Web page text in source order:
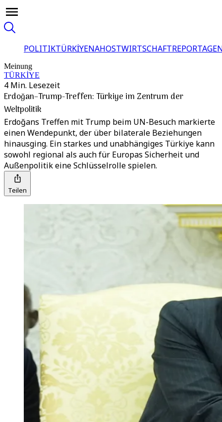
POLITIKTÜRKİYENAHOSTWIRTSCHAFT
Meinung
TÜRKİYE
4 Min. Lesezeit
Erdoğan–Trump-Treffen: Türkiye im Zentrum der
Weltpolitik
Erdoğans Treffen mit Trump beim UN-Besuch markierte
einen Wendepunkt, der über bilaterale Beziehungen
hinausging. Ein starkes und unabhängiges Türkiye kann
sowohl regional als auch für Europas Sicherheit und
Außenpolitik eine Schlüsselrolle spielen.
Teilen